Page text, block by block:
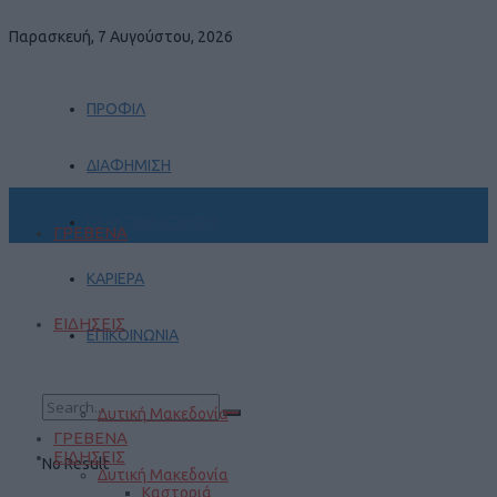
Παρασκευή, 7 Αυγούστου, 2026
ΠΡΟΦΙΛ
ΔΙΑΦΗΜΙΣΗ
ΚΑΡΙΕΡΑ
ΕΠΙΚΟΙΝΩΝΙΑ
No Result
ΓΡΕΒΕΝΑ
ΕΙΔΗΣΕΙΣ
Δυτική Μακεδονία
ΓΡΕΒΕΝΑ
ΕΙΔΗΣΕΙΣ
Δυτική Μακεδονία
Καστοριά